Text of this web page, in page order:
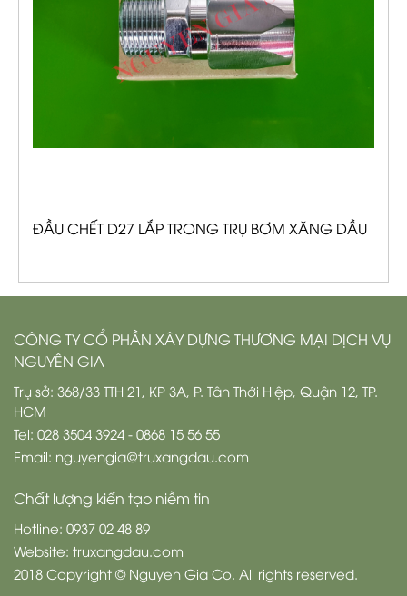
ĐẦU CHẾT D27 LẮP TRONG TRỤ BƠM XĂNG DẦU
CÔNG TY CỔ PHẦN XÂY DỰNG THƯƠNG MẠI DỊCH VỤ
NGUYÊN GIA
Trụ sở: 368/33 TTH 21, KP 3A, P. Tân Thới Hiệp, Quận 12, TP.
HCM
Tel: 028 3504 3924 - 0868 15 56 55
Email: nguyengia@truxangdau.com
Chất lượng kiến tạo niềm tin
Hotline: 0937 02 48 89
Website: truxangdau.com
2018 Copyright © Nguyen Gia Co. All rights reserved.